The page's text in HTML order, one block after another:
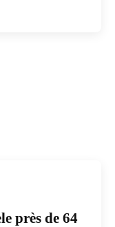
près de 64